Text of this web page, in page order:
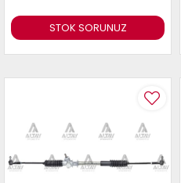
STOK SORUNUZ